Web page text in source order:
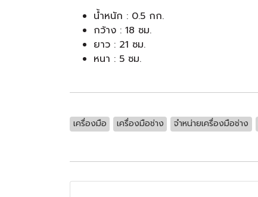
น้ำหนัก : 0.5 กก.
กว้าง : 18 ซม.
ยาว : 21 ซม.
หนา : 5 ซม.
เครื่องมือ เครื่องมือช่าง จำหน่ายเครื่องมือช่าง